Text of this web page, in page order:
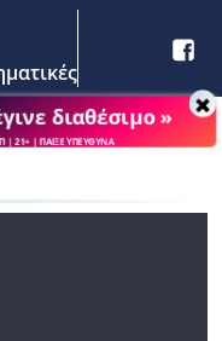
διαθέσιμο »
| 21+ | ΠΑΙΞΕ ΥΠΕΥΘΥΝΑ